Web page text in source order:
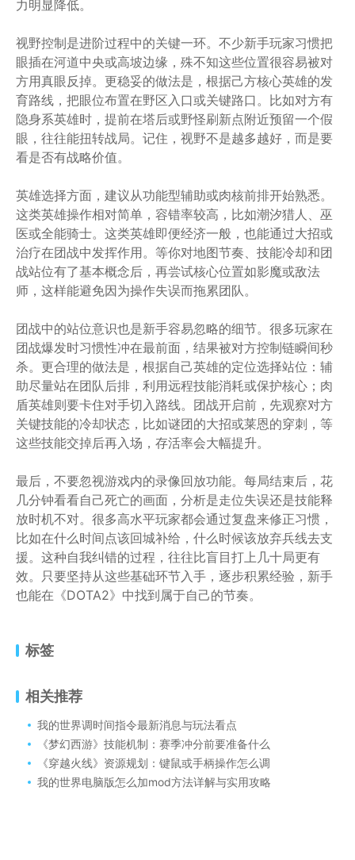
力明显降低。
视野控制是进阶过程中的关键一环。不少新手玩家习惯把
眼插在河道中央或高坡边缘，殊不知这些位置很容易被对
方用真眼反掉。更稳妥的做法是，根据己方核心英雄的发
育路线，把眼位布置在野区入口或关键路口。比如对方有
隐身系英雄时，提前在塔后或野怪刷新点附近预留一个假
眼，往往能扭转战局。记住，视野不是越多越好，而是要
看是否有战略价值。
英雄选择方面，建议从功能型辅助或肉核前排开始熟悉。
这类英雄操作相对简单，容错率较高，比如潮汐猎人、巫
医或全能骑士。这类英雄即便经济一般，也能通过大招或
治疗在团战中发挥作用。等你对地图节奏、技能冷却和团
战站位有了基本概念后，再尝试核心位置如影魔或敌法
师，这样能避免因为操作失误而拖累团队。
团战中的站位意识也是新手容易忽略的细节。很多玩家在
团战爆发时习惯性冲在最前面，结果被对方控制链瞬间秒
杀。更合理的做法是，根据自己英雄的定位选择站位：辅
助尽量站在团队后排，利用远程技能消耗或保护核心；肉
盾英雄则要卡住对手切入路线。团战开启前，先观察对方
关键技能的冷却状态，比如谜团的大招或莱恩的穿刺，等
这些技能交掉后再入场，存活率会大幅提升。
最后，不要忽视游戏内的录像回放功能。每局结束后，花
几分钟看看自己死亡的画面，分析是走位失误还是技能释
放时机不对。很多高水平玩家都会通过复盘来修正习惯，
比如在什么时间点该回城补给，什么时候该放弃兵线去支
援。这种自我纠错的过程，往往比盲目打上几十局更有
效。只要坚持从这些基础环节入手，逐步积累经验，新手
也能在《DOTA2》中找到属于自己的节奏。
标签
相关推荐
我的世界调时间指令最新消息与玩法看点
《梦幻西游》技能机制：赛季冲分前要准备什么
《穿越火线》资源规划：键鼠或手柄操作怎么调
我的世界电脑版怎么加mod方法详解与实用攻略